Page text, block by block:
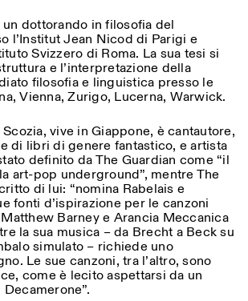
dottorando in filosofia del
l’Institut Jean Nicod di Parigi e
Svizzero di Roma. La sua tesi si
e l’interpretazione della
filosofia e linguistica presso le
Vienna, Zurigo, Lucerna, Warwick.
vive in Giappone, è cantautore,
di libri di genere fantastico, e artista
definito da The Guardian come “il
art-pop underground”, mentre The
di lui: “nomina Rabelais e
fonti d’ispirazione per le canzoni
Barney e Arancia Meccanica
la sua musica – da Brecht a Beck su
simulato – richiede uno
Le sue canzoni, tra l’altro, sono
come è lecito aspettarsi da un